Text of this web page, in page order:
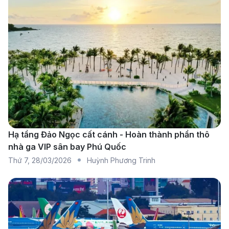
khai thác đường bay Việt Nam –
Doha 2026
Hạ tầng Đảo Ngọc cất cánh - Hoàn thành phần thô
nhà ga VIP sân bay Phú Quốc
Thứ 7, 28/03/2026 Huỳnh Phương Trinh